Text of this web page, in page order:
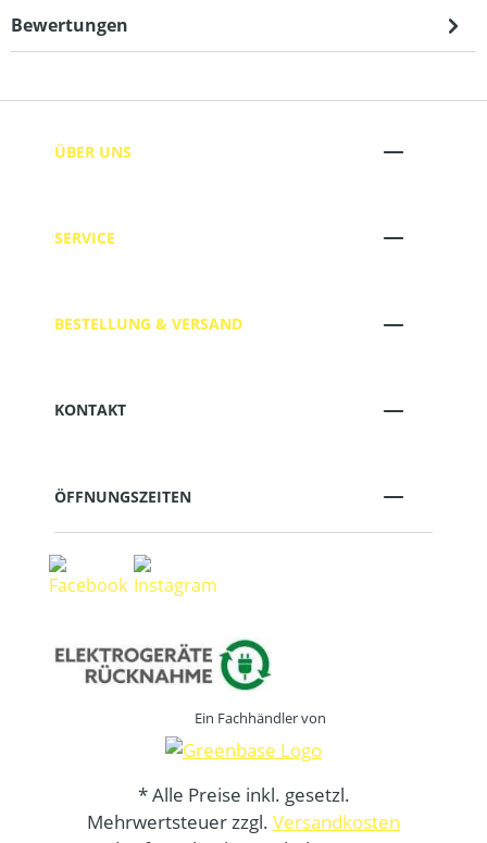
Bewertungen
ÜBER UNS
SERVICE
BESTELLUNG & VERSAND
KONTAKT
ÖFFNUNGSZEITEN
Ein Fachhändler von
* Alle Preise inkl. gesetzl.
Mehrwertsteuer zzgl. Versandkosten